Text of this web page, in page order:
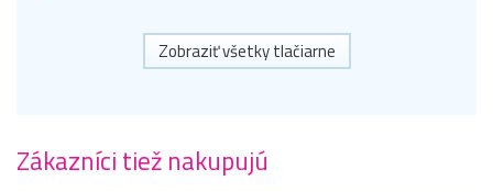
Zobraziť všetky tlačiarne
Zákazníci tiež nakupujú